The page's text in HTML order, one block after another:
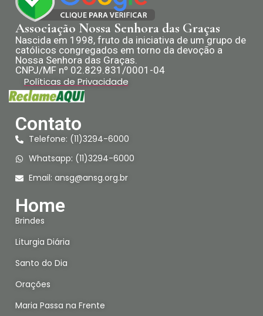
Associação Nossa Senhora das Graças
Nascida em 1998, fruto da iniciativa de um grupo de
católicos congregados em torno da devoção a
Nossa Senhora das Graças.
CNPJ/MF nº 02.829.831/0001-04
Políticas de Privacidade
Contato
Telefone: (11)3294-6000
Whatsapp: (11)3294-6000
Email: ansg@ansg.org.br
Home
Brindes
Liturgia Diária
Santo do Dia
Orações
Maria Passa na Frente